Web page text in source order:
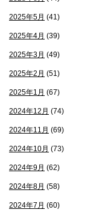
2025年5月 (41)
2025年4月 (39)
2025年3月 (49)
2025年2月 (51)
2025年1月 (67)
2024年12月 (74)
2024年11月 (69)
2024年10月 (73)
2024年9月 (62)
2024年8月 (58)
2024年7月 (60)